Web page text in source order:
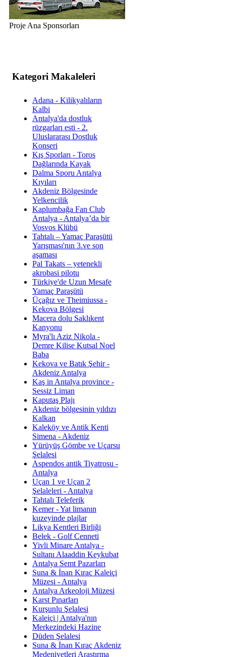
Proje Ana Sponsorları
Kategori Makaleleri
Adana - Kilikyalıların
Kalbi
Antalya'da dostluk
rüzgarları esti - 2.
Uluslararası Dostluk
Konseri
Kış Sporları - Toros
Dağlarında Kayak
Dalma Sporu Antalya
Kıyıları
Akdeniz Bölgesinde
Yelkencilik
Kaplumbağa Fan Club
Antalya - Antalya’da bir
Vosvos Klübü
Tahtalı – Yamaç Paraşütü
Yarışması'nın 3.ve son
aşaması
Pal Takats – yetenekli
akrobasi pilotu
Türkiye'de Uzun Mesafe
Yamaç Paraşütü
Üçağız ve Theimiussa -
Kekova Bölgesi
Macera dolu Saklıkent
Kanyonu
Myra'lı Aziz Nikola -
Demre Kilise Kutsal Noel
Baba
Kekova ve Batık Şehir -
Akdeniz Antalya
Kaş in Antalya province -
Sessiz Liman
Kaputaş Plajı
Akdeniz bölgesinin yıldızı
Kalkan
Kaleköy ve Antik Kenti
Simena - Akdeniz
Yürüyüş Gömbe ve Uçarsu
Şelalesi
Aspendos antik Tiyatrosu -
Antalya
Uçan 1 ve Uçan 2
Şelaleleri - Antalya
Tahtalı Teleferik
Kemer - Yat limanın
kuzeyinde plajlar
Likya Kentleri Birliği
Belek - Golf Cenneti
Yivli Minare Antalya -
Sultanı Alaaddin Keykubat
Antalya Semt Pazarları
Suna & İnan Kıraç Kaleiçi
Müzesi - Antalya
Antalya Arkeoloji Müzesi
Karst Pınarları
Kurşunlu Şelalesi
Kaleiçi | Antalya'nın
Merkezindeki Hazine
Düden Şelalesi
Suna & İnan Kıraç Akdeniz
Medeniyetleri Araştırma